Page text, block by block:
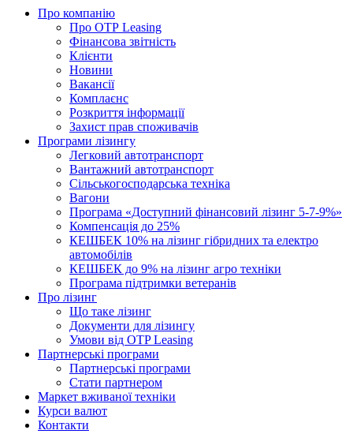
Про компанію
Про ОТР Leasing
Фінансова звітність
Клієнти
Новини
Вакансії
Комплаєнс
Розкриття інформації
Захист прав споживачів
Програми лізингу
Легковий автотранспорт
Вантажний автотранспорт
Cільськогосподарська техніка
Вагони
Програма «Доступний фінансовий лізинг 5-7-9%»
Компенсація до 25%
КЕШБЕК 10% на лізинг гібридних та електро
автомобілів
КЕШБЕК до 9% на лізинг агро техніки
Програма підтримки ветеранів
Про лізинг
Що таке лізинг
Документи для лізингу
Умови від OTP Leasing
Партнерські програми
Партнерські програми
Стати партнером
Маркет вживаної техніки
Курси валют
Контакти